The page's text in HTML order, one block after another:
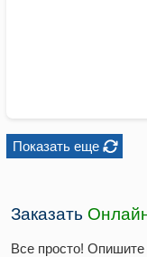
Показать еще
Заказать
Все просто!